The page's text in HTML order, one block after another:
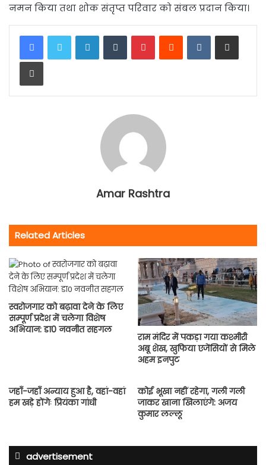
नमन किया तथा शोक संतृप्त परिवार को संबल प्रदान किया।
LinkedInTumblrPinterestReddit VKontakteShare via Email
Print
Amar Rashtra
Related Articles
स्वरोजगार को बढ़ावा देने के लिए
सम्पूर्ण प्रदेश में चलेगा विशेष
अभियान: डा0 नवनीत सहगल
राम मंदिर में पकड़ा गया कश्मीरी
अबू शेख, खुफिया एजेंसियों से मिले
अहम इनपुट
जहाँ-जहाँ अन्याय हुआ है, वहां-वहां
हम खड़े होंगेः प्रियंका गांधी
कोई भूखा नहीं रहेगा, गली गली
जाकर खाना खिलाएंगे: अजय
कुमार लल्लू
advertisement